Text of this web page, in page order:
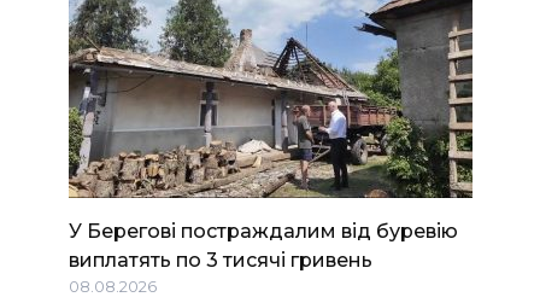
У Берегові постраждалим від буревію
виплатять по 3 тисячі гривень
08.08.2026